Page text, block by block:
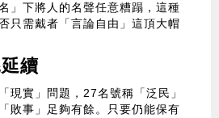
」下將人的名聲任意糟蹋，這種
只需戴者「言論自由」這頂大帽
續
現實」問題，27名號稱「泛民」
敗事」足夠有餘。只要仍能保有